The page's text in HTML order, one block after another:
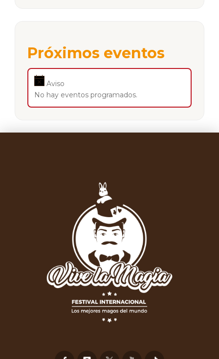
Próximos eventos
Aviso
No hay eventos programados.